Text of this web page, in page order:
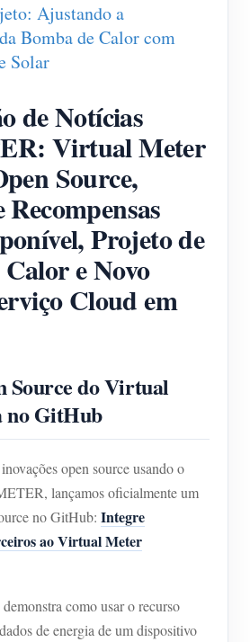
Ajustando a
Bomba de Calor com
Solar
de Notícias
Virtual Meter
Source,
Recompensas
Projeto de
e Novo
Cloud em
Source do Virtual
no GitHub
open source usando o
lançamos oficialmente um
no GitHub: Integre
ao Virtual Meter
como usar o recurso
de energia de um dispositivo